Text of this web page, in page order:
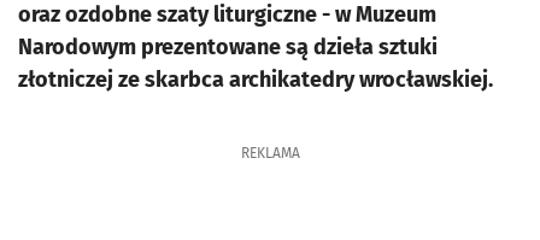
oraz ozdobne szaty liturgiczne - w Muzeum
Narodowym prezentowane są dzieła sztuki
złotniczej ze skarbca archikatedry wrocławskiej.
REKLAMA